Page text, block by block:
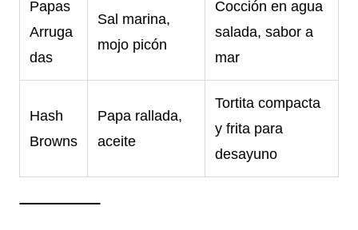
Papas
Arruga
das
Sal marina,
mojo picón
Cocción en agua
salada, sabor a
mar
Hash
Browns
Papa rallada,
aceite
Tortita compacta
y frita para
desayuno